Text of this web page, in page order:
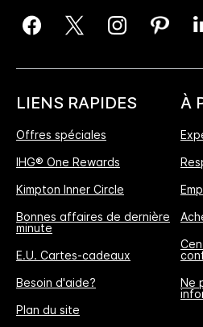
LIENS RAPIDES
Offres spéciales
IHG® One Rewards
Kimpton Inner Circle
Bonnes affaires de dernière
minute
E.U. Cartes-cadeaux
Besoin d'aide?
Plan du site
À
Ne
L'Avantage Réservation